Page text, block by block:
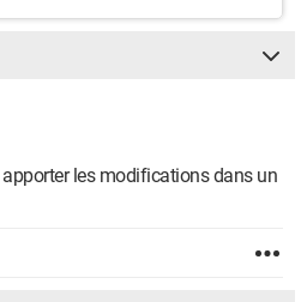
les modifications dans un